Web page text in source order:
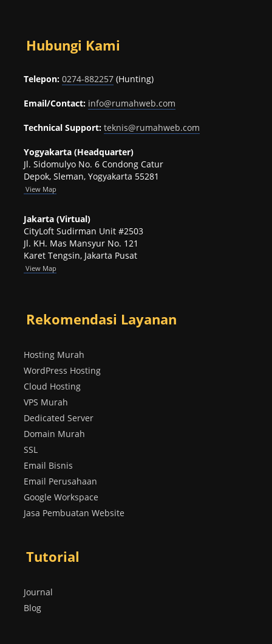
Hubungi Kami
Telepon: 0274-882257 (Hunting)
Email/Contact: info@rumahweb.com
Technical Support: teknis@rumahweb.com
Yogyakarta (Headquarter)
Jl. Sidomulyo No. 6 Condong Catur
Depok, Sleman, Yogyakarta 55281
View Map
Jakarta (Virtual)
CityLoft Sudirman Unit #2503
Jl. KH. Mas Mansyur No. 121
Karet Tengsin, Jakarta Pusat
View Map
Rekomendasi Layanan
Hosting Murah
WordPress Hosting
Cloud Hosting
VPS Murah
Dedicated Server
Domain Murah
SSL
Email Bisnis
Email Perusahaan
Google Workspace
Jasa Pembuatan Website
Tutorial
Journal
Blog